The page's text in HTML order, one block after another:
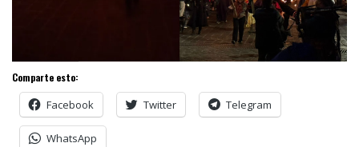
Comparte esto:
Facebook Twitter Telegram
WhatsApp